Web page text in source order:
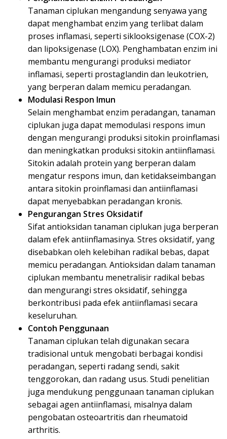
Tanaman ciplukan mengandung senyawa yang
dapat menghambat enzim yang terlibat dalam
proses inflamasi, seperti siklooksigenase (COX-2)
dan lipoksigenase (LOX). Penghambatan enzim ini
membantu mengurangi produksi mediator
inflamasi, seperti prostaglandin dan leukotrien,
yang berperan dalam memicu peradangan.
Modulasi Respon Imun
Selain menghambat enzim peradangan, tanaman
ciplukan juga dapat memodulasi respons imun
dengan mengurangi produksi sitokin proinflamasi
dan meningkatkan produksi sitokin antiinflamasi.
Sitokin adalah protein yang berperan dalam
mengatur respons imun, dan ketidakseimbangan
antara sitokin proinflamasi dan antiinflamasi
dapat menyebabkan peradangan kronis.
Pengurangan Stres Oksidatif
Sifat antioksidan tanaman ciplukan juga berperan
dalam efek antiinflamasinya. Stres oksidatif, yang
disebabkan oleh kelebihan radikal bebas, dapat
memicu peradangan. Antioksidan dalam tanaman
ciplukan membantu menetralisir radikal bebas
dan mengurangi stres oksidatif, sehingga
berkontribusi pada efek antiinflamasi secara
keseluruhan.
Contoh Penggunaan
Tanaman ciplukan telah digunakan secara
tradisional untuk mengobati berbagai kondisi
peradangan, seperti radang sendi, sakit
tenggorokan, dan radang usus. Studi penelitian
juga mendukung penggunaan tanaman ciplukan
sebagai agen antiinflamasi, misalnya dalam
pengobatan osteoartritis dan rheumatoid
arthritis.